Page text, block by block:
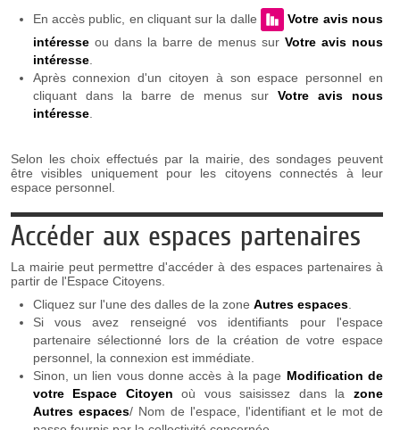
En accès public, en cliquant sur la dalle
Votre avis nous
intéresseou dans la barre de menus sur Votre avis nous
intéresse.
Après connexion d'un citoyen à son espace personnel en
cliquant dans la barre de menus sur Votre avis nous
intéresse.
Selon les choix effectués par la mairie, des sondages peuvent
être visibles uniquement pour les citoyens connectés à leur
espace personnel.
Accéder aux espaces partenaires
La mairie peut permettre d'accéder à des espaces partenaires à
partir de l'Espace Citoyens.
Cliquez sur l'une des dalles de la zone Autres espaces.
Si vous avez renseigné vos identifiants pour l'espace
partenaire sélectionné lors de la création de votre espace
personnel, la connexion est immédiate.
Sinon, un lien vous donne accès à la page Modification de
votre Espace Citoyen où vous saisissez dans la zone
Autres espaces/ Nom de l'espace, l'identifiant et le mot de